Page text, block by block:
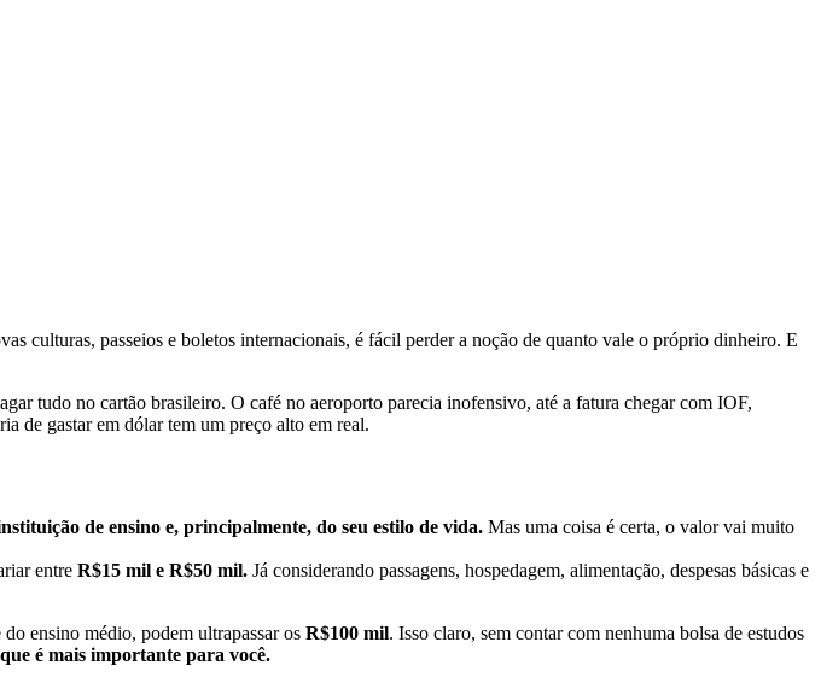
culturas, passeios e boletos internacionais, é fácil perder a noção de quanto vale o próprio dinheiro. E
tudo no cartão brasileiro. O café no aeroporto parecia inofensivo, até a fatura chegar com IOF,
de gastar em dólar tem um preço alto em real.
de ensino e, principalmente, do seu estilo de vida. Mas uma coisa é certa, o valor vai muito
entre R$15 mil e R$50 mil. Já considerando passagens, hospedagem, alimentação, despesas básicas e
ensino médio, podem ultrapassar os R$100 mil. Isso claro, sem contar com nenhuma bolsa de estudos
é mais importante para você.